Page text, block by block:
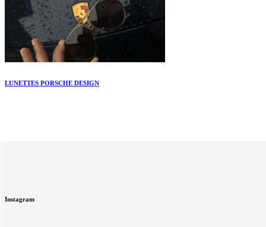
LUNETTES PORSCHE DESIGN
Instagram